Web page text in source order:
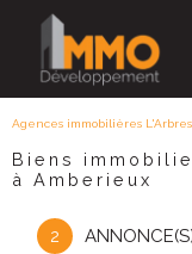
Agences immobilières
Biens
à Amberieux
2